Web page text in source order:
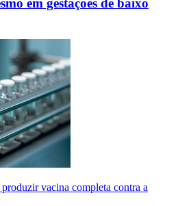
em gestações de baixo
vacina completa contra a